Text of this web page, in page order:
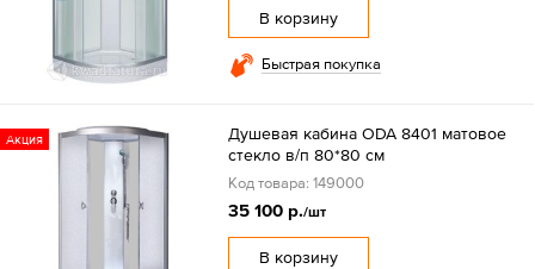
В корзину
Быстрая покупка
Акция
Душевая кабина ODA 8401 матовое
стекло в/п 80*80 см
Код товара: 149000
35 100 р./шт
В корзину